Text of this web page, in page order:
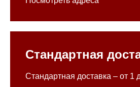
Стандартная
Стандартная доставка – от 1